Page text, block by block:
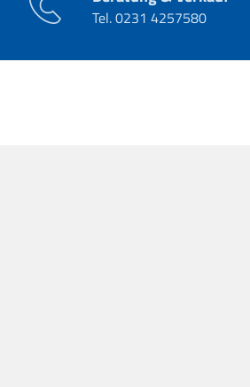
Tel.0231 4257580